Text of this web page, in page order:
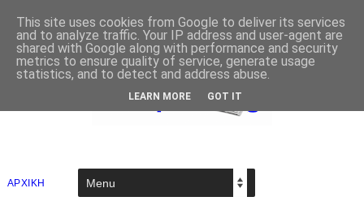
ΑΡΧΙΚΗ
This site uses cookies from Google to deliver its services
and to analyze traffic. Your IP address and user-agent are
shared with Google along with performance and security
metrics to ensure quality of service, generate usage
statistics, and to detect and address abuse.
LEARN MORE GOT IT